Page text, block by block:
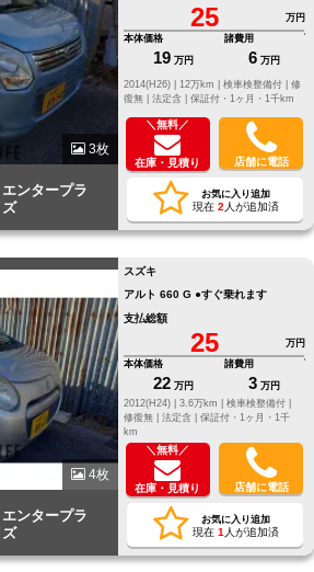
3枚
ンタープラ
ズ
25
万円
本体価格
19 万円
諸費用
6 万円
修
復無 | 法定含 | 保証付・1ヶ月・1千km
＼無料／
在庫・見積り 店舗に電話
お気に入り追加
現在 2 人が追加済
4枚
ンタープラ
ズ
スズキ
アルト 660 G ●すぐ乗れます
支払総額
25
万円
本体価格
22 万円
諸費用
3 万円
2012(H24) |
3.6万km |
検車検整備付 |
修復無 | 法定含 | 保証付・1ヶ月・1千
km
＼無料／
在庫・見積り 店舗に電話
お気に入り追加
現在 1 人が追加済